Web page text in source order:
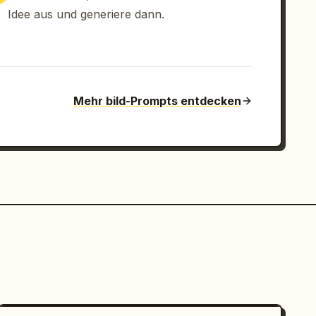
Idee aus und generiere dann.
Mehr bild-Prompts entdecken